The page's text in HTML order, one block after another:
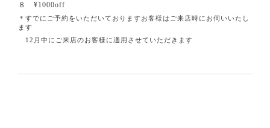
８ ¥1000off
＊すでにご予約をいただいておりますお客様はご来店時にお伺いいたし
ます
12月中にご来店のお客様に適用させていただきます